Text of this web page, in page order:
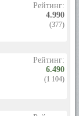
Рейтинг:
4.990
(377)
Рейтинг:
6.490
(1 104)